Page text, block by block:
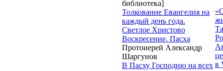
библиотека]
Толкование Евангелия на
каждый день года.
Светлое Христово
Воскресение. Пасха
Протоиерей Александр
Шаргунов
В Пасху Господню на всех в